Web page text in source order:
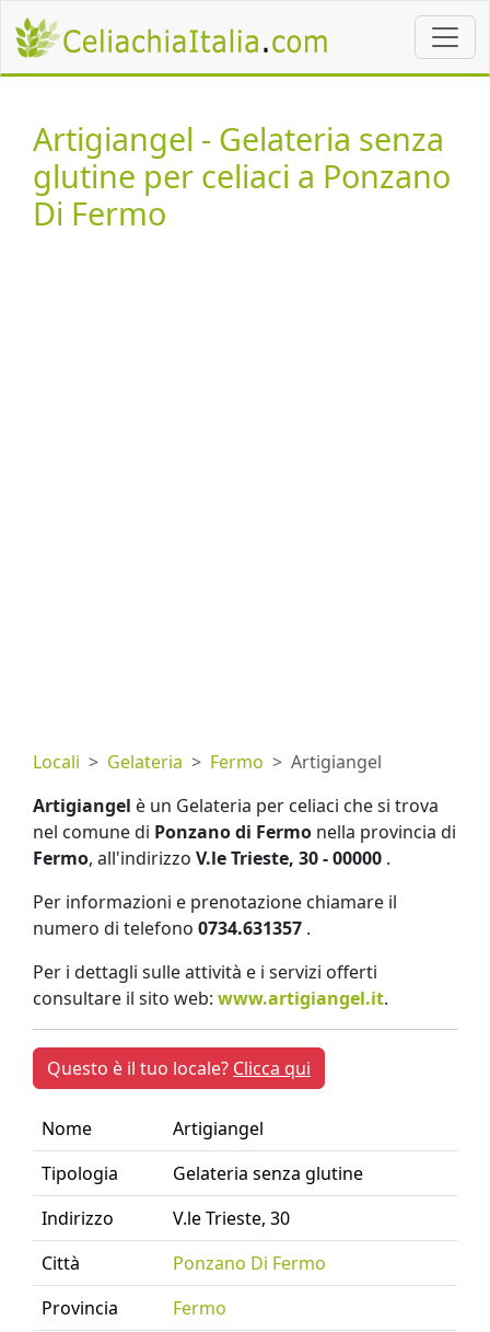
Artigiangel - Gelateria senza
glutine per celiaci a Ponzano
Di Fermo
Locali Gelateria Fermo
Artigiangel
Artigiangel è un Gelateria per celiaci che si trova
nel comune di Ponzano di Fermo nella provincia di
Fermo, all'indirizzo V.le Trieste, 30 - 00000 .
Per informazioni e prenotazione chiamare il
numero di telefono 0734.631357 .
Per i dettagli sulle attività e i servizi offerti
consultare il sito web: www.artigiangel.it.
Questo è il tuo locale? Clicca qui
Nome
Artigiangel
Tipologia
Gelateria senza glutine
Indirizzo
V.le Trieste, 30
Città
Ponzano Di Fermo
Provincia
Fermo